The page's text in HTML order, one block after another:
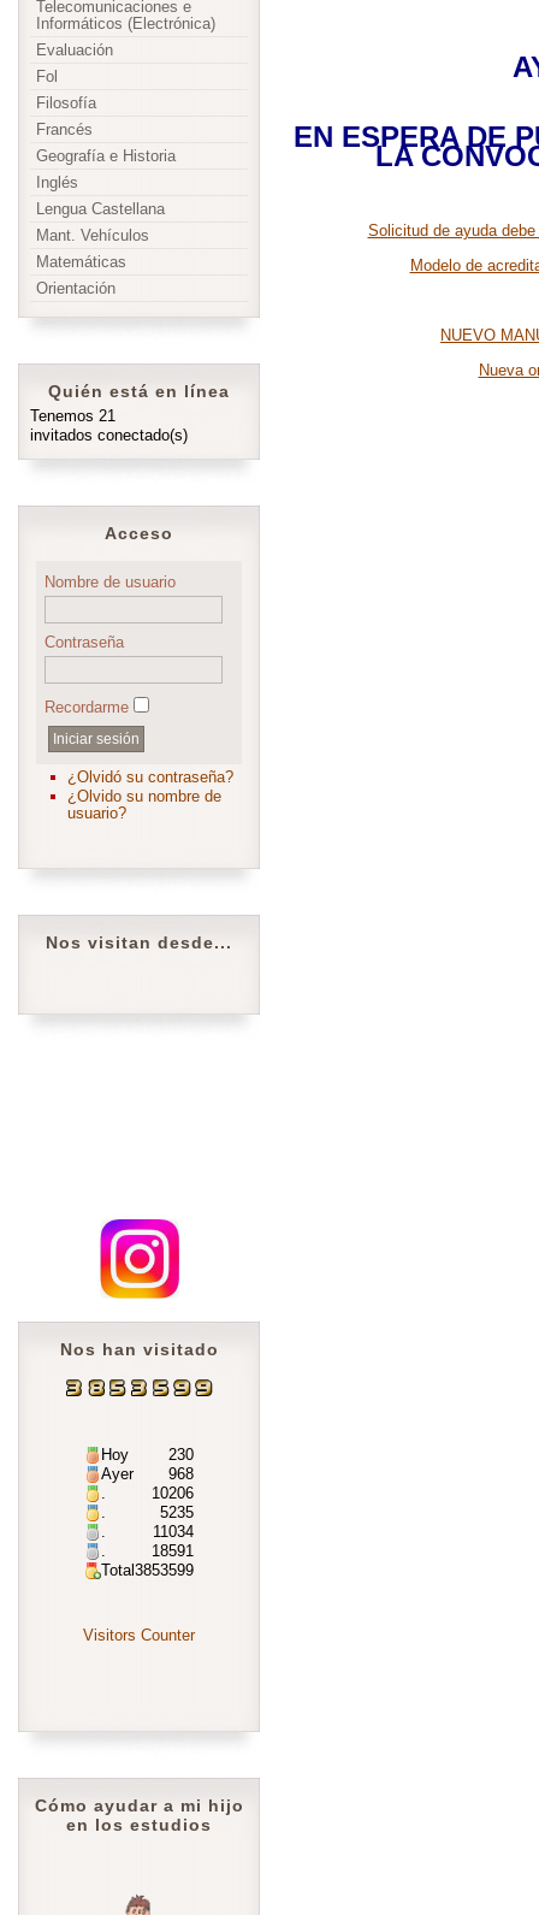
Telecomunicaciones e
Informáticos (Electrónica)
Evaluación
Fol
Filosofía
Francés
Geografía e Historia
Inglés
Lengua Castellana
Mant. Vehículos
Matemáticas
Orientación
Quién está en línea
Tenemos 21
invitados conectado(s)
Acceso
Nombre de usuario
Contraseña
Recordarme
¿Olvidó su contraseña?
¿Olvido su nombre de
usuario?
Nos visitan desde...
Nos han visitado
Hoy
230
Ayer
968
.
10206
.
5235
.
11034
.
18591
Total3853599
Visitors Counter
Cómo ayudar a mi hijo
en los estudios
EN ESPERA DE
LA
Solicitud de ayuda
Modelo de
NUEVO
Nueva